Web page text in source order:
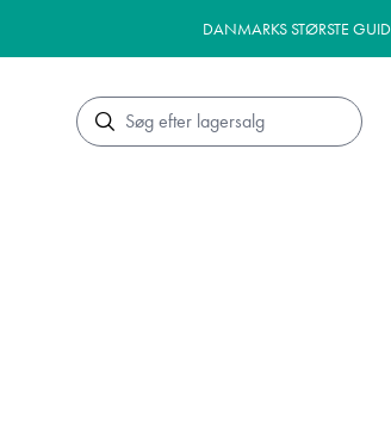
DANMARKS STØRSTE
Søg